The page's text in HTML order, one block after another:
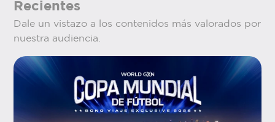
Recientes
Dale un vistazo a los contenidos más valorados por
nuestra audiencia.